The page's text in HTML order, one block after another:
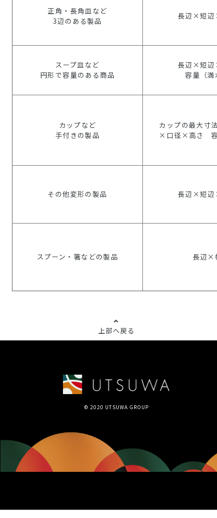
正角・長角皿など
3辺のある製品
長辺×短
スープ皿など
円形で容量のある商品
長辺×短
容量（満
カップなど
手付きの製品
カップの最大寸
×口径×高さ 容
その他変形の製品 長辺×短
スプーン・箸などの製品 長辺×
上部へ戻る
© 2020 UTSUWA GROUP